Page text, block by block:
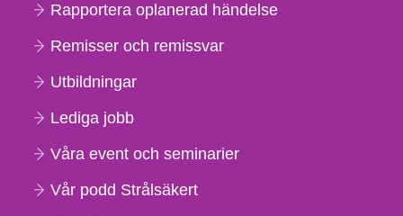
Rapportera oplanerad händelse
Remisser och remissvar
Utbildningar
Lediga jobb
Våra event och seminarier
Vår podd Strålsäkert